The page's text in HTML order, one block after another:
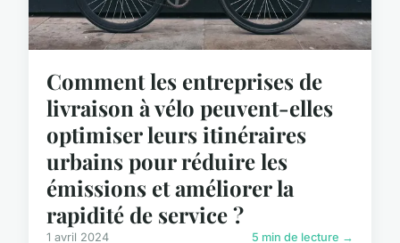
Comment les entreprises de
livraison à vélo peuvent-elles
optimiser leurs itinéraires
urbains pour réduire les
émissions et améliorer la
rapidité de service ?
1 avril 2024 5 min de lecture →